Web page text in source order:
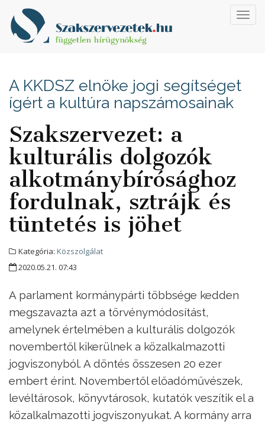
A KKDSZ elnöke jogi segítséget
ígért a kultúra napszámosainak
Szakszervezet: a
kulturális dolgozók
alkotmánybírósághoz
fordulnak, sztrájk és
tüntetés is jöhet
Kategória: Közszolgálat
2020.05.21. 07:43
A parlament kormánypárti többsége kedden
megszavazta azt a törvénymódosítást,
amelynek értelmében a kulturális dolgozók
novembertől kikerülnek a közalkalmazotti
jogviszonyból. A döntés összesen 20 ezer
embert érint. Novembertől előadóművészek,
levéltárosok, könyvtárosok, kutatók veszítik el a
közalkalmazotti jogviszonyukat. A kormány arra